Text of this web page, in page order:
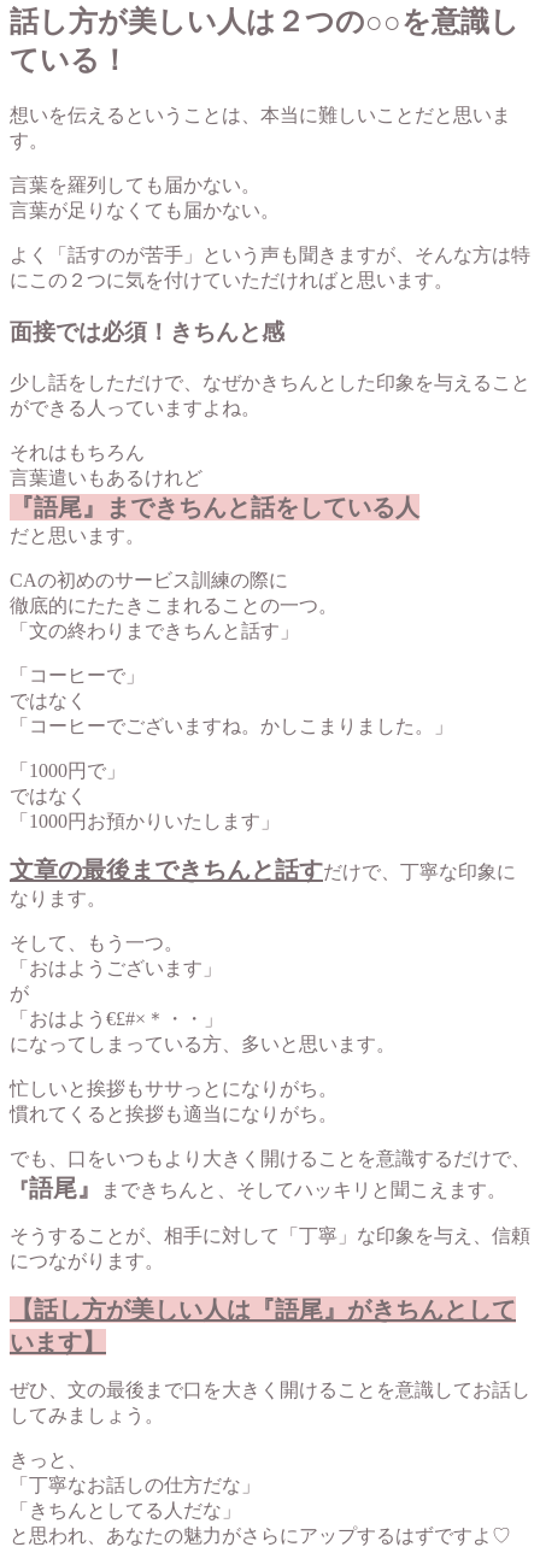
話し方が美しい人は２つの○○を意識し
ている！
想いを伝えるということは、本当に難しいことだと思いま
す。
言葉を羅列しても届かない。
言葉が足りなくても届かない。
よく「話すのが苦手」という声も聞きますが、そんな方は特
にこの２つに気を付けていただければと思います。
面接では必須！きちんと感
少し話をしただけで、なぜかきちんとした印象を与えること
ができる人っていますよね。
それはもちろん
言葉遣いもあるけれど
『語尾』まできちんと話をしている人
だと思います。
CAの初めのサービス訓練の際に
徹底的にたたきこまれることの一つ。
「文の終わりまできちんと話す」
「コーヒーで」
ではなく
「コーヒーでございますね。かしこまりました。」
「1000円で」
ではなく
「1000円お預かりいたします」
文章の最後まできちんと話すだけで、丁寧な印象に
なります。
そして、もう一つ。
「おはようございます」
が
「おはよう€£#×＊・・」
になってしまっている方、多いと思います。
忙しいと挨拶もササっとになりがち。
慣れてくると挨拶も適当になりがち。
でも、口をいつもより大きく開けることを意識するだけで、
『語尾』 まできちんと、そしてハッキリと聞こえます。
そうすることが、相手に対して「丁寧」な印象を与え、信頼
につながります。
【話し方が美しい人は『語尾』がきちんとして
います】
ぜひ、文の最後まで口を大きく開けることを意識してお話し
してみましょう。
きっと、
「丁寧なお話しの仕方だな」
「きちんとしてる人だな」
と思われ、あなたの魅力がさらにアップするはずですよ♡